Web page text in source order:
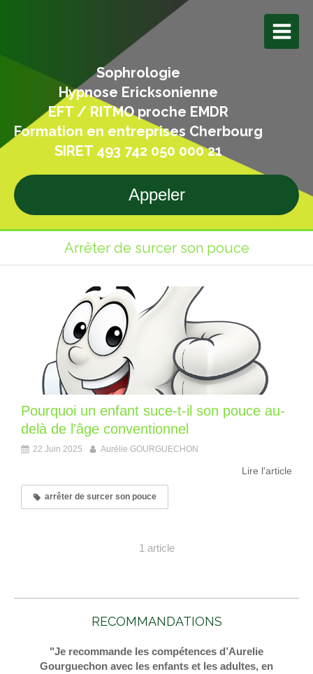
Sophrologie
Hypnose Ericksonienne
EFT / RITMO proche EMDR
Formation en entreprises Cherbourg
SIRET 493 742 050 000 21
Appeler
Arrêter de surcer son pouce
Pourquoi un enfant suce-t-il son pouce au-
delà de l’âge conventionnel
22 Juin 2025 Aurélie GOURGUECHON
Lire l'article
arrêter de surcer son pouce
1 article
RECOMMANDATIONS
"Je recommande les compétences d’Aurelie
Gourguechon avec les enfants et les adultes, en